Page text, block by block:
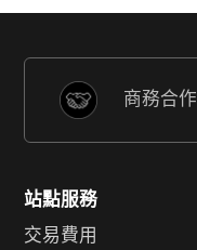
商務合作
站點服務
交易費用